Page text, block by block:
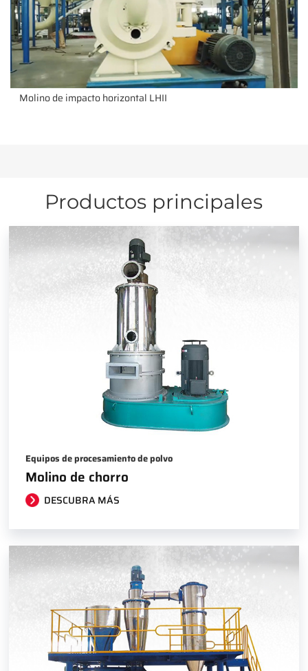
Molino de impacto horizontal LHII
Productos principales
Equipos de procesamiento de polvo
Molino de chorro
DESCUBRA MÁS